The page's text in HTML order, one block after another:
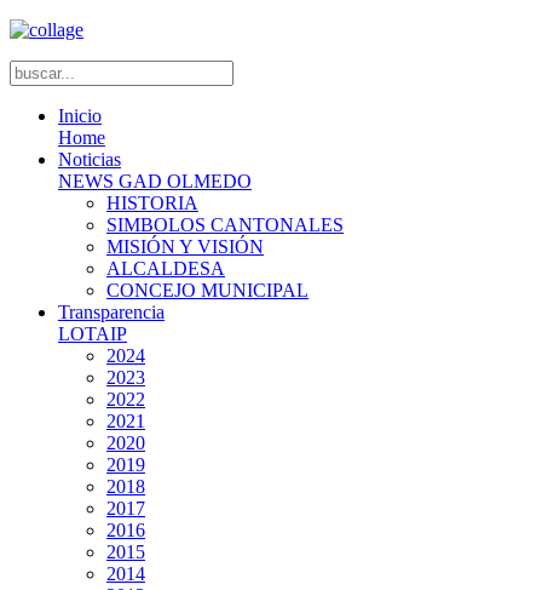
Inicio
Home
Noticias
NEWS GAD OLMEDO
HISTORIA
SIMBOLOS CANTONALES
MISIÓN Y VISIÓN
ALCALDESA
CONCEJO MUNICIPAL
Transparencia
LOTAIP
2024
2023
2022
2021
2020
2019
2018
2017
2016
2015
2014